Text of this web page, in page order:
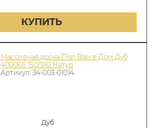
КУПИТЬ
Массивная доска Пол Вам в Дом Дуб
400066 150/190 Натур
Артикул: 34-003-01014
Дуб